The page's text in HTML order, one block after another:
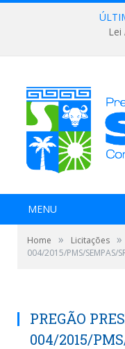
Lei
MENU
Home » Licitações »
004/2015/PMS/SEMPAS/
PREGÃO
004/2015/